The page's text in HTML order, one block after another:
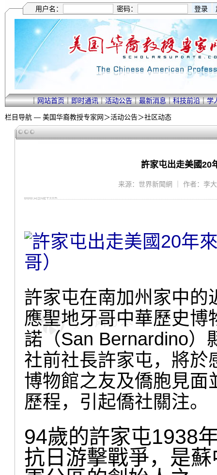
用户名： 密码：
｜网站首页｜即时通讯｜活动公告｜最新消息｜科技前沿｜学
栏目导航 — 美国华裔教授专家网＞活动公告＞社区动态
許家屯出走美國20
来源：世界新聞網 ｜ 作者：李
許家屯在南加州家中的
應聖地牙哥中華歷史
諾（San Bernardino）
社前社長許家屯，將於
博物館之友及僑胞見面
歷程，引起僑社關注。
94歲的許家屯1938
抗日游擊戰爭，是